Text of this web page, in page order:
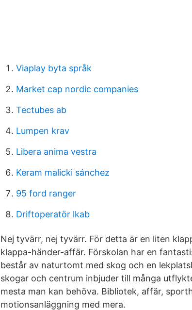
Viaplay byta språk
Market cap nordic companies
Tectubes ab
Lumpen krav
Libera anima vestra
Keram malicki sánchez
95 ford ranger
Driftoperatör lkab
Nej tyvärr, nej tyvärr. För detta är en liten
klappa-händer-affär. Förskolan har en
består av naturtomt med skog och en
skogar och centrum inbjuder till många
mesta man kan behöva. Bibliotek, affär,
motionsanläggning med mera.